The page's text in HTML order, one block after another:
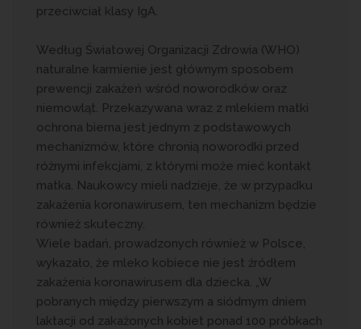
przeciwciał klasy IgA.
Według Światowej Organizacji Zdrowia (WHO)
naturalne karmienie jest głównym sposobem
prewencji zakażeń wśród noworodków oraz
niemowląt. Przekazywana wraz z mlekiem matki
ochrona bierna jest jednym z podstawowych
mechanizmów, które chronią noworodki przed
różnymi infekcjami, z którymi może mieć kontakt
matka. Naukowcy mieli nadzieje, że w przypadku
zakażenia koronawirusem, ten mechanizm będzie
również skuteczny.
Wiele badań, prowadzonych również w Polsce,
wykazało, że mleko kobiece nie jest źródłem
zakażenia koronawirusem dla dziecka. „W
pobranych między pierwszym a siódmym dniem
laktacji od zakażonych kobiet ponad 100 próbkach